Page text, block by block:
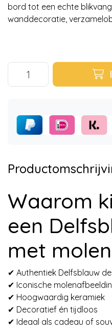
bord tot een echte
wanddecoratie,
Waarom
een
met
✔ Authentiek Delfsblauw
✔ Iconische
✔ Hoogwaardig keramiek
✔ Decoratief én tijdloos
✔ Ideaal als cadeau of